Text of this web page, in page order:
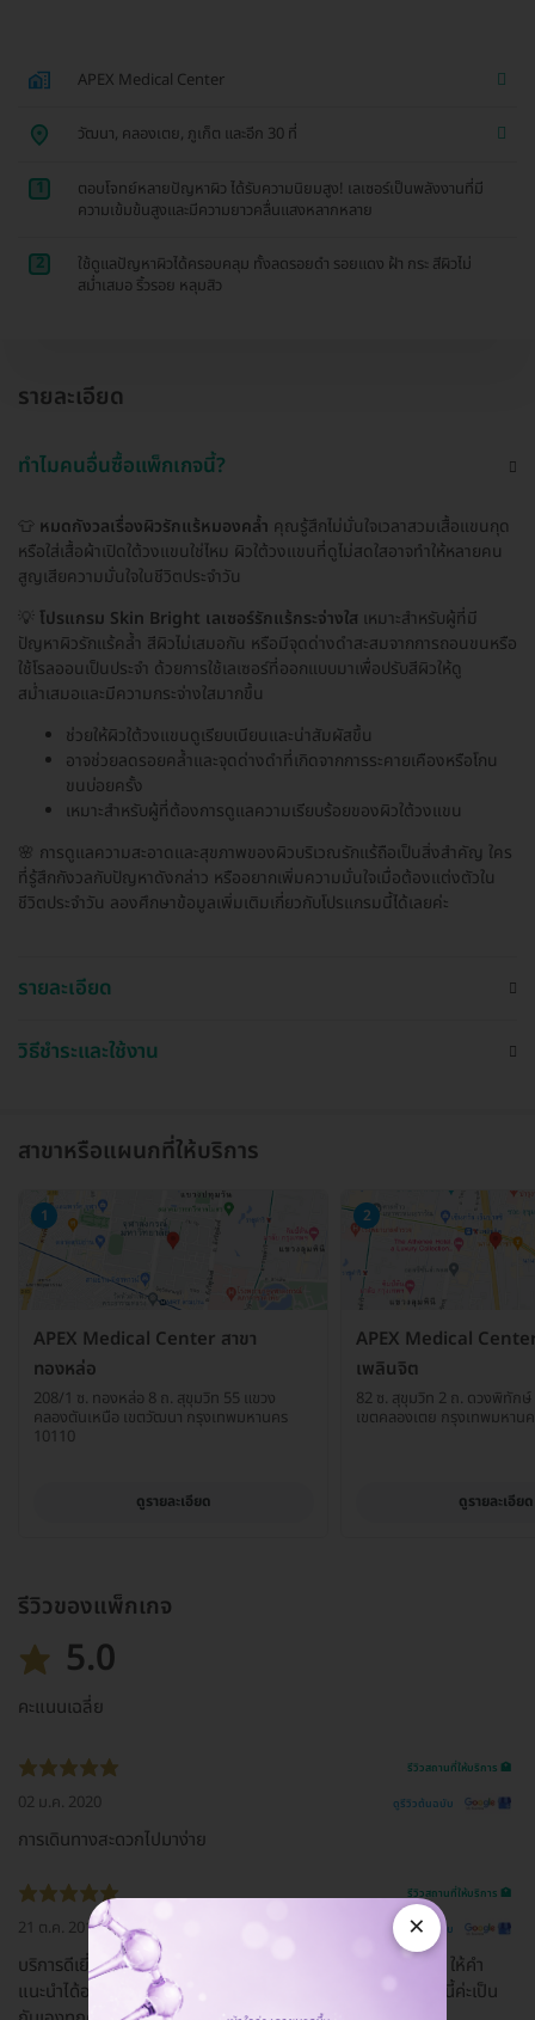
APEX Medical Center
วัฒนา, คลองเตย, ภูเก็ต และอีก 30 ที่
1
ตอบโจทย์หลายปัญหาผิว ได้รับความนิยมสูง! เลเซอร์เป็นพลังงานที่มี
ความเข้มข้นสูงและมีความยาวคลื่นแสงหลากหลาย
2
ใช้ดูแลปัญหาผิวได้ครอบคลุม ทั้งลดรอยดำ รอยแดง ฝ้า กระ สีผิวไม่
สม่ำเสมอ ริ้วรอย หลุมสิว
รายละเอียด
ทำไมคนอื่นซื้อแพ็กเกจนี้?
👕 หมดกังวลเรื่องผิวรักแร้หมองคล้ำ คุณรู้สึกไม่มั่นใจเวลาสวมเสื้อแขนกุด
หรือใส่เสื้อผ้าเปิดใต้วงแขนใช่ไหม ผิวใต้วงแขนที่ดูไม่สดใสอาจทำให้หลายคน
สูญเสียความมั่นใจในชีวิตประจำวัน
💡 โปรแกรม Skin Bright เลเซอร์รักแร้กระจ่างใส เหมาะสำหรับผู้ที่มี
ปัญหาผิวรักแร้คล้ำ สีผิวไม่เสมอกัน หรือมีจุดด่างดำสะสมจากการถอนขนหรือ
ใช้โรลออนเป็นประจำ ด้วยการใช้เลเซอร์ที่ออกแบบมาเพื่อปรับสีผิวให้ดู
สม่ำเสมอและมีความกระจ่างใสมากขึ้น
ช่วยให้ผิวใต้วงแขนดูเรียบเนียนและน่าสัมผัสขึ้น
อาจช่วยลดรอยคล้ำและจุดด่างดำที่เกิดจากการระคายเคืองหรือโกน
ขนบ่อยครั้ง
เหมาะสำหรับผู้ที่ต้องการดูแลความเรียบร้อยของผิวใต้วงแขน
🌸 การดูแลความสะอาดและสุขภาพของผิวบริเวณรักแร้ถือเป็นสิ่งสำคัญ ใคร
ที่รู้สึกกังวลกับปัญหาดังกล่าว หรืออยากเพิ่มความมั่นใจเมื่อต้องแต่งตัวใน
ชีวิตประจำวัน ลองศึกษาข้อมูลเพิ่มเติมเกี่ยวกับโปรแกรมนี้ได้เลยค่ะ
รายละเอียด
วิธีชำระและใช้งาน
สาขาหรือแผนกที่ให้บริการ
1
APEX Medical Center สาขา
ทองหล่อ
208/1 ซ. ทองหล่อ 8 ถ. สุขุมวิท 55 แขวง
คลองตันเหนือ เขตวัฒนา กรุงเทพมหานคร
10110
ดูรายละเอียด
2
APEX Medical
เพลินจิต
82 ซ. สุขุมวิท 2 ถ. ดวงพิทัก
เขตคลองเตย กรุงเทพมหาน
ดูรายละเอียด
รีวิวของแพ็กเกจ
5.0
คะแนนเฉลี่ย
รีวิวสถานที่ให้บริการ 🏥
02 ม.ค. 2020 ดูรีวิวต้นฉบับ
การเดินทางสะดวกไปมาง่าย
รีวิวสถานที่ให้บริการ 🏥
21 ต.ค. 2019 ดูรีวิวต้นฉบับ
บริการดีเยี่ยม พนง.น่ารักทุกคน บริการดีมาก ตอบได้ทุกคำถาม ให้คำ
แนะนำได้อย่างชัดเจน ดิฉันรัก Apex มากๆๆเลยค่ะ...ชอบสาขานี้ค่ะเป็น
×